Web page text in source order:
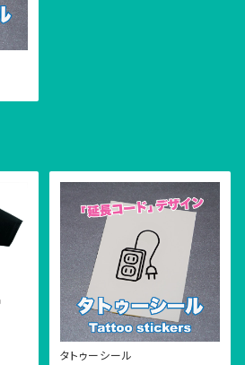
タトゥーシール